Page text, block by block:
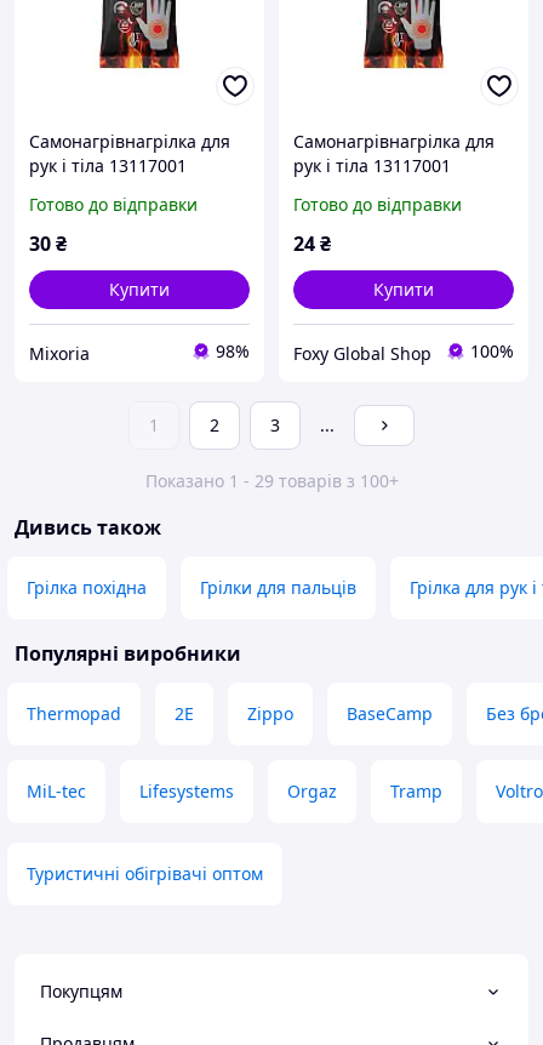
Самонагрівнагрілка для
рук і тіла 13117001
Готово до відправки
30₴
Купити
Mixoria 98%
Самонагрівнагрілка для
рук і тіла 13117001
Готово до відправки
24₴
Купити
Foxy Global Shop 100%
1 2 3 ...
Показано 1 - 29 товарів з 100+
Дивись також
Грілка похідна Грілки для пальців Грілка для рук
Популярні виробники
Thermopad 2E Zippo BaseCamp Без
MiL-tec Lifesystems Orgaz Tramp
Туристичні обігрівачі оптом
Покупцям